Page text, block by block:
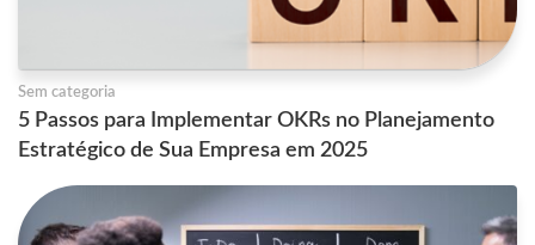
Sem categoria
5 Passos para Implementar OKRs no Planejamento
Estratégico de Sua Empresa em 2025